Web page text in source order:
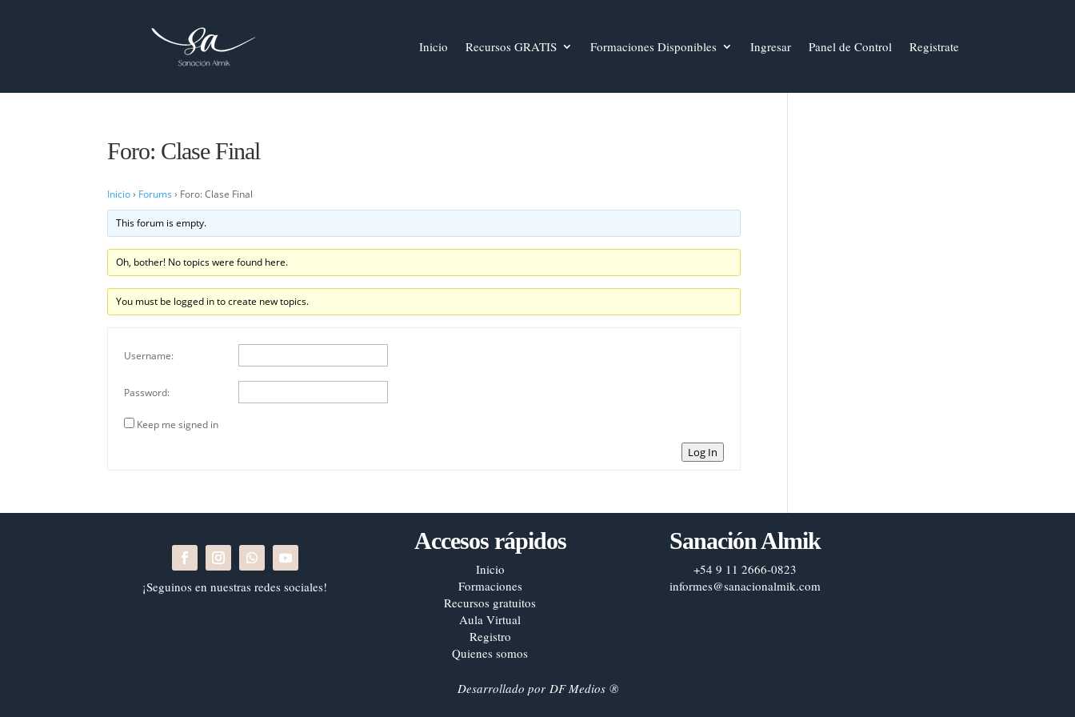
Inicio Recursos GRATIS Formaciones Disponibles Ingresar Panel de Control Registrate
Foro: Clase Final
Inicio › Forums › Foro: Clase Final
This forum is empty.
Oh, bother! No topics were found here.
You must be logged in to create new topics.
Username:
Password:
Keep me signed in
Log In
¡Seguinos en nuestras redes sociales!
Accesos rápidos
Inicio
Formaciones
Recursos gratuitos
Aula Virtual
Registro
Quienes somos
Sanación Almik
+54 9 11 2666-0823
informes@sanacionalmik.com
Desarrollado por DF Medios®